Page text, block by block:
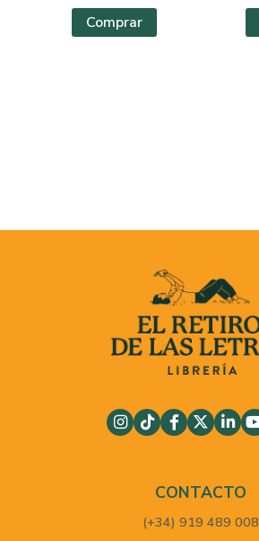
Comprar
CONTACTO
(+34) 919 489 008